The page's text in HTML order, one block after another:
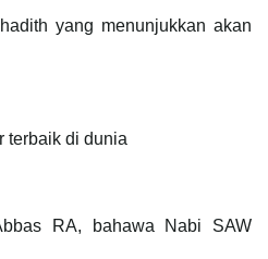
yang menunjukkan akan
terbaik di dunia
RA, bahawa Nabi SAW